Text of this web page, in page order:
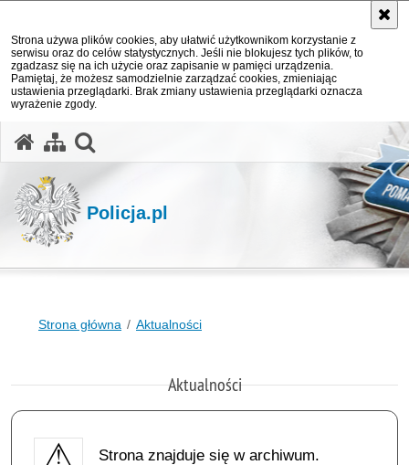
Strona używa plików cookies, aby ułatwić użytkownikom korzystanie z
serwisu oraz do celów statystycznych. Jeśli nie blokujesz tych plików, to
zgadzasz się na ich użycie oraz zapisanie w pamięci urządzenia.
Pamiętaj, że możesz samodzielnie zarządzać cookies, zmieniając
ustawienia przeglądarki. Brak zmiany ustawienia przeglądarki oznacza
wyrażenie zgody.
Policja.pl
Strona główna Aktualności
Aktualności
Strona znajduje się w archiwum.